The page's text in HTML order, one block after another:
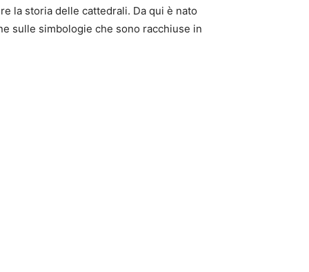
la storia delle cattedrali. Da qui è nato
sulle simbologie che sono racchiuse in